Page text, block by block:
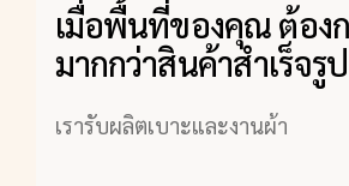
เมื่อพื้นที่ของคุณ ต้อง
มากกว่าสินค้าสำเร็จรูป
เรารับผลิตเบาะและงานผ้า